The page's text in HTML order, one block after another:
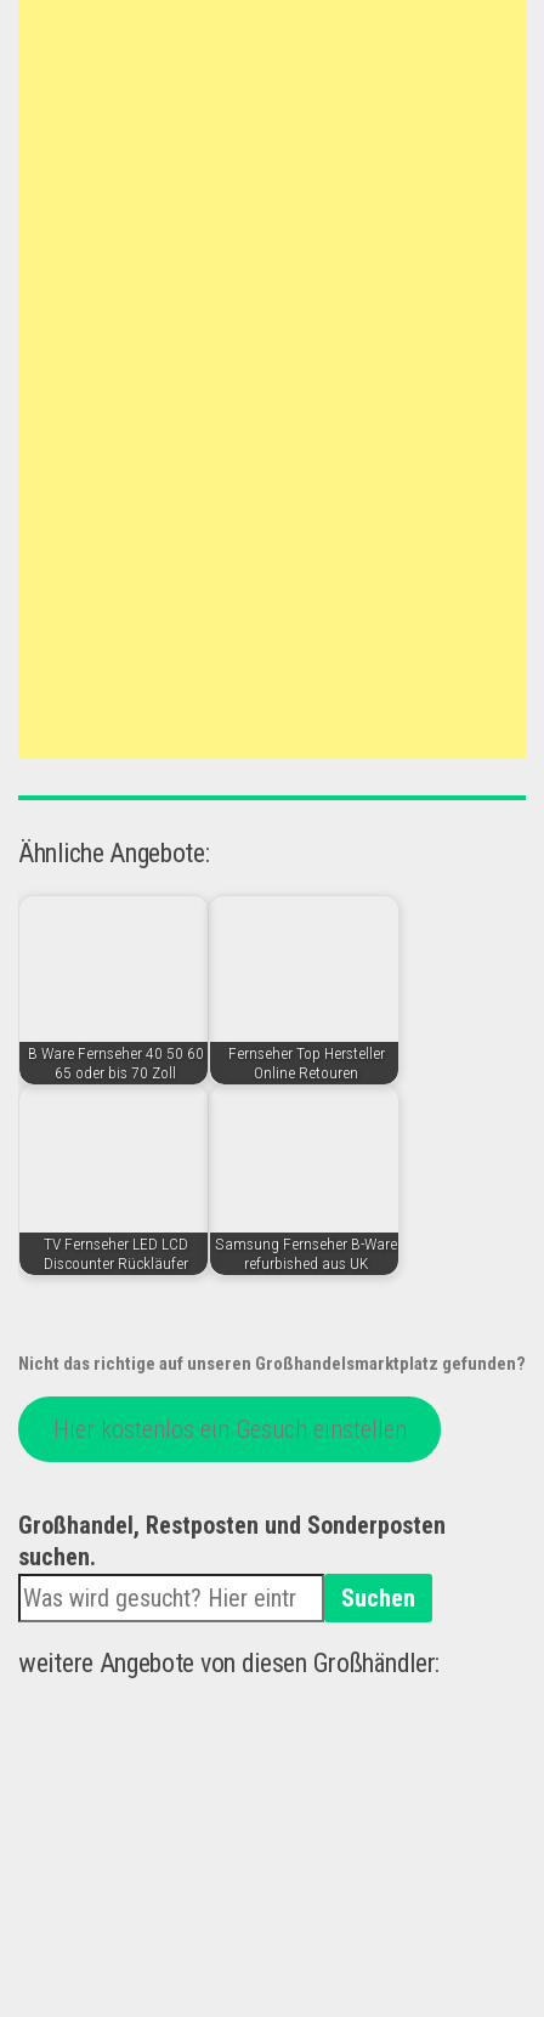
Ähnliche Angebote:
B Ware Fernseher 40 50 60
65 oder bis 70 Zoll
Fernseher Top Hersteller
Online Retouren
TV Fernseher LED LCD
Discounter Rückläufer
Samsung Fernseher B-Ware
refurbished aus UK
Nicht das richtige auf unseren Großhandelsmarktplatz gefunden?
Hier kostenlos ein Gesuch einstellen
Großhandel, Restposten und Sonderposten
suchen.
Suchen
weitere Angebote von diesen Großhändler: